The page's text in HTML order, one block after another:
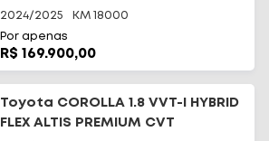
2024/2025 KM 18000
Por apenas
R$ 169.900,00
Toyota COROLLA 1.8 VVT-I HYBRID
FLEX ALTIS PREMIUM CVT